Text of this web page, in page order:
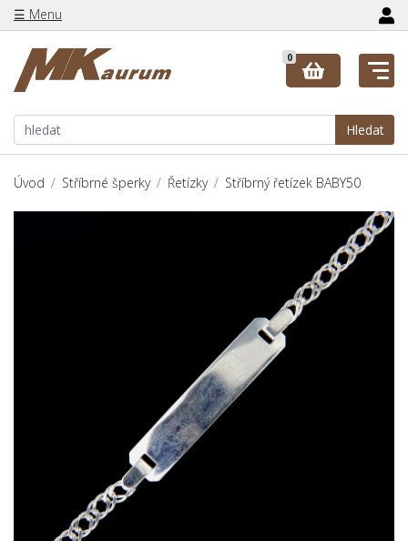
☰ Menu
Hledat
0
Úvod Stříbrné šperky Řetízky Stříbrný řetízek BABY50